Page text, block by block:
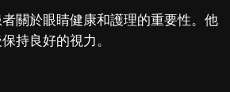
關於眼睛健康和護理的重要性。他
持良好的視力。